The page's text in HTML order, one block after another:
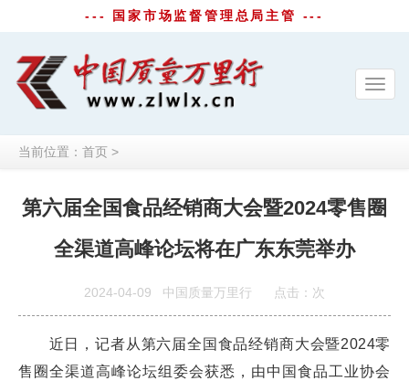
--- 国家市场监督管理总局主管 ---
当前位置： 首页 >
第六届全国食品经销商大会暨2024零售圈
全渠道高峰论坛将在广东东莞举办
2024-04-09 中国质量万里行 点击： 次
近日，记者从第六届全国食品经销商大会暨2024零
售圈全渠道高峰论坛组委会获悉，由中国食品工业协会